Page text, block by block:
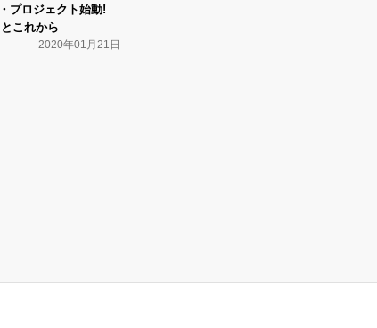
プロジェクト始動!
これから
2020年01月21日